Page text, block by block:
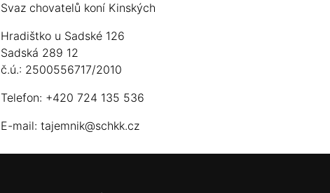
Svaz chovatelů koní Kinských
Hradištko u Sadské 126
Sadská 289 12
č.ú.: 2500556717/2010
Telefon: +420 724 135 536
E-mail: tajemnik@schkk.cz